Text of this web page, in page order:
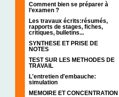
Comment bien se préparer à
l’examen ?
Les travaux écrits:résumés,
rapports de stages, fiches,
critiques, bulletins...
SYNTHESE ET PRISE DE
NOTES
TEST SUR LES METHODES DE
TRAVAIL
L'entretien d'embauche:
simulation
MEMOIRE ET CONCENTRATION